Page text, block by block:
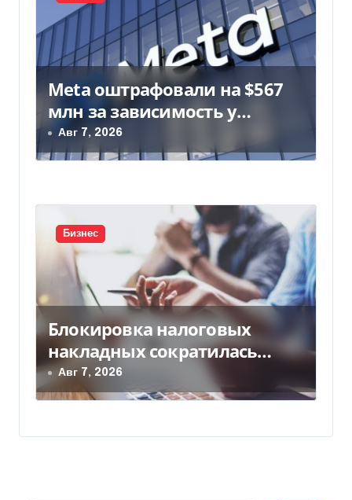
м
Meta оштрафовали на $567
млн за зависимость у
подростков
Авг 7, 2026
Бизнес
Блокировка налоговых
накладных сократилась
почти в 5 раз
Авг 7, 2026